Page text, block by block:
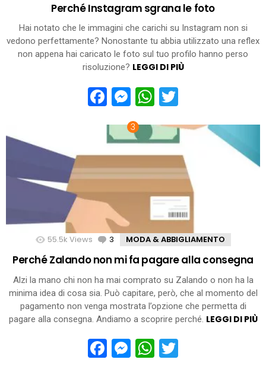
Perché Instagram sgrana le foto
Hai notato che le immagini che carichi su Instagram non si
vedono perfettamente? Nonostante tu abbia utilizzato una reflex
non appena hai caricato le foto sul tuo profilo hanno perso
risoluzione? LEGGI DI PIÙ
Facebook
Messenger
WhatsApp
55.5k Views 3 Comments
MODA & ABBIGLIAMENTO
Perché Zalando non mi fa pagare alla consegna
Alzi la mano chi non ha mai comprato su Zalando o non ha la
minima idea di cosa sia. Può capitare, però, che al momento del
pagamento non venga mostrata l’opzione che permetta di
pagare alla consegna. Andiamo a scoprire perché. LEGGI DI PIÙ
Facebook
Messenger
WhatsApp